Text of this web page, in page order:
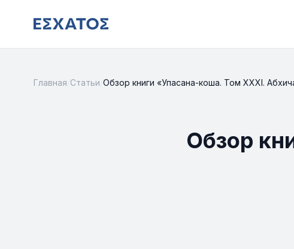
Главная Статьи Обзор книги «Упасана-коша. Том XXXI.
Обзор